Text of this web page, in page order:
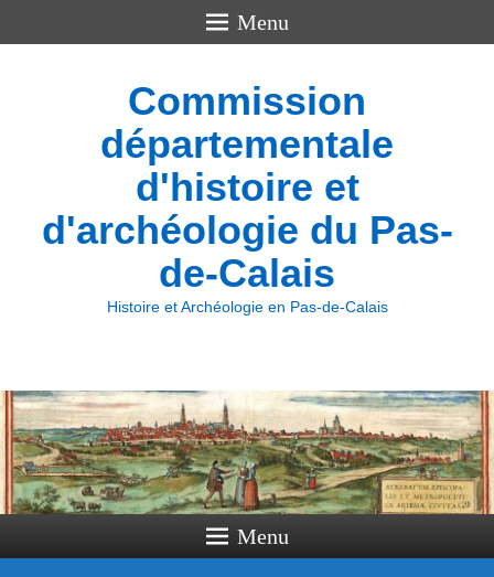
Menu
Commission
départementale
d'histoire et
d'archéologie du Pas-
de-Calais
Histoire et Archéologie en Pas-de-Calais
Menu